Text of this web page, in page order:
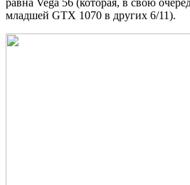
младшей GTX 1070 в других 6/11).